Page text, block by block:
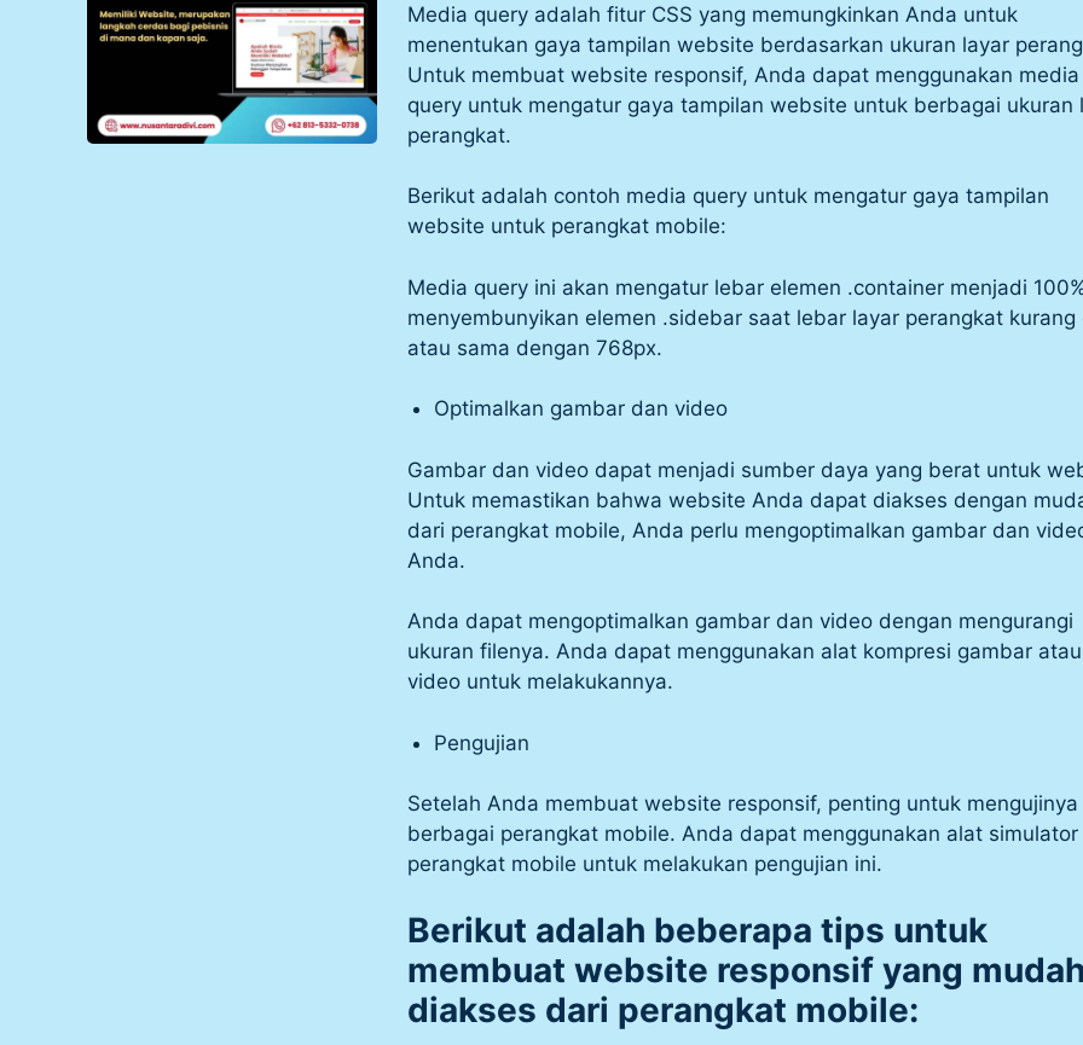
Media query adalah fitur CSS yang memungkinkan Anda untuk
menentukan gaya tampilan website berdasarkan ukuran layar
Untuk membuat website responsif, Anda dapat menggunakan media
query untuk mengatur gaya tampilan website untuk berbagai ukuran
perangkat.
Berikut adalah contoh media query untuk mengatur gaya tampilan
website untuk perangkat mobile:
Media query ini akan mengatur lebar elemen .container menjadi
menyembunyikan elemen .sidebar saat lebar layar perangkat kurang
atau sama dengan 768px.
Optimalkan gambar dan video
Gambar dan video dapat menjadi sumber daya yang berat untuk
Untuk memastikan bahwa website Anda dapat diakses dengan
dari perangkat mobile, Anda perlu mengoptimalkan gambar dan
Anda.
Anda dapat mengoptimalkan gambar dan video dengan mengurangi
ukuran filenya. Anda dapat menggunakan alat kompresi gambar atau
video untuk melakukannya.
Pengujian
Setelah Anda membuat website responsif, penting untuk
berbagai perangkat mobile. Anda dapat menggunakan alat simulator
perangkat mobile untuk melakukan pengujian ini.
Berikut adalah beberapa tips untuk
membuat website responsif yang
diakses dari perangkat mobile: